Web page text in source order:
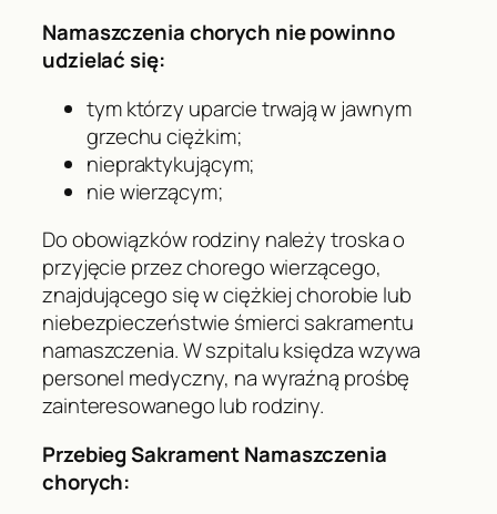
Namaszczenia chorych nie powinno
udzielać się:
tym którzy uparcie trwają w jawnym
grzechu ciężkim;
niepraktykującym;
nie wierzącym;
Do obowiązków rodziny należy troska o
przyjęcie przez chorego wierzącego,
znajdującego się w ciężkiej chorobie lub
niebezpieczeństwie śmierci sakramentu
namaszczenia. W szpitalu księdza wzywa
personel medyczny, na wyraźną prośbę
zainteresowanego lub rodziny.
Przebieg Sakrament Namaszczenia
chorych: